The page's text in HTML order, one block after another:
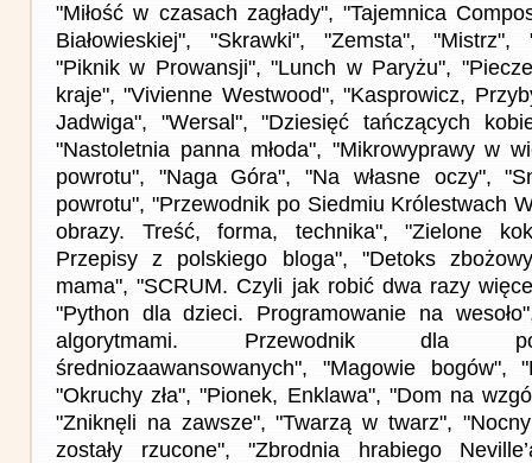
"Miłość w czasach zagłady", "Tajemnica
Białowieskiej", "Skrawki", "Zemsta", "Mistrz",
"Piknik w Prowansji", "Lunch w Paryżu",
kraje", "Vivienne Westwood", "Kasprowicz,
Jadwiga", "Wersal", "Dziesięć tańczących
"Nastoletnia panna młoda", "Mikrowyprawy w
powrotu", "Naga Góra", "Na własne oczy",
powrotu", "Przewodnik po Siedmiu Królestwach
obrazy. Treść, forma, technika", "Zielone
Przepisy z polskiego bloga", "Detoks
mama", "SCRUM. Czyli jak robić dwa razy
"Python dla dzieci. Programowanie na
algorytmami. Przewodnik dla
średniozaawansowanych", "Magowie bogów",
"Okruchy zła", "Pionek, Enklawa", "Dom na
"Zniknęli na zawsze", "Twarzą w twarz",
zostały rzucone", "Zbrodnia hrabiego